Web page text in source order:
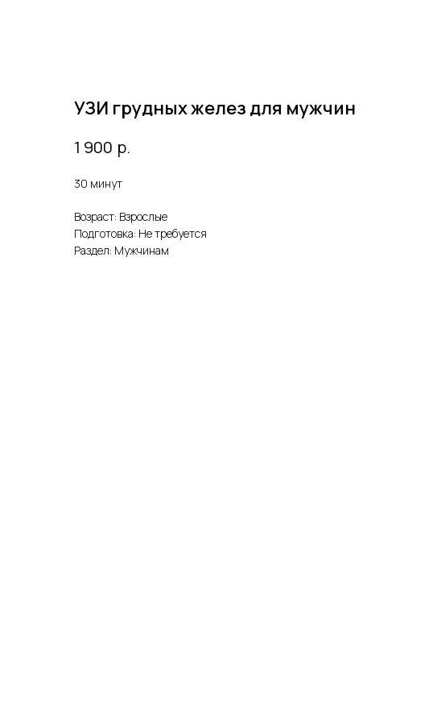
УЗИ грудных желез для мужчин
1 900 р.
30 минут
Возраст: Взрослые
Подготовка: Не требуется
Раздел: Мужчинам